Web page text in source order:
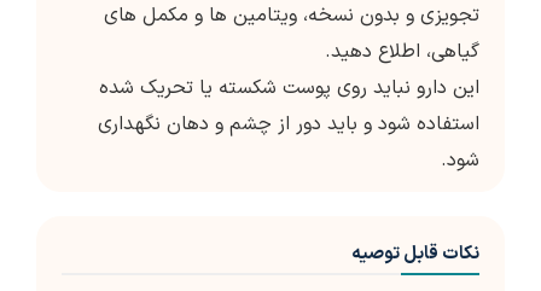
تجویزی و بدون نسخه، ویتامین ها و مکمل های
گیاهی، اطلاع دهید.
این دارو نباید روی پوست شکسته یا تحریک شده
استفاده شود و باید دور از چشم و دهان نگهداری
شود.
نکات قابل توصیه